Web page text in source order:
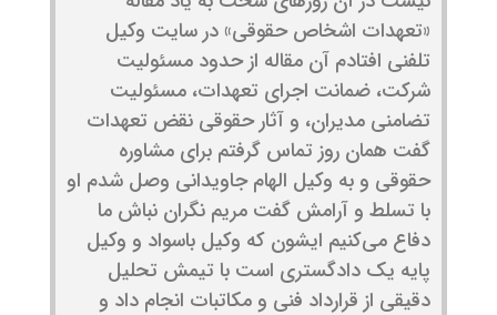
«تعهدات اشخاص حقوقی» در سایت وکیل
تلفنی افتادم آن مقاله از حدود مسئولیت
شرکت، ضمانت اجرای تعهدات، مسئولیت
تضامنی مدیران، و آثار حقوقی نقض تعهدات
گفت همان روز تماس گرفتم برای مشاوره
حقوقی و به وکیل الهام جاویدانی وصل شدم او
با تسلط و آرامش گفت مریم نگران نباش ما
دفاع می‌کنیم ایشون که وکیل باسواد و وکیل
پایه یک دادگستری است با تیمش تحلیل
دقیقی از قرارداد فنی و مکاتبات انجام داد و